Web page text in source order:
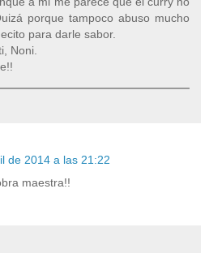
porque tampoco abuso mucho
para darle sabor.
Noni.
de 2014 a las 21:22
maestra!!